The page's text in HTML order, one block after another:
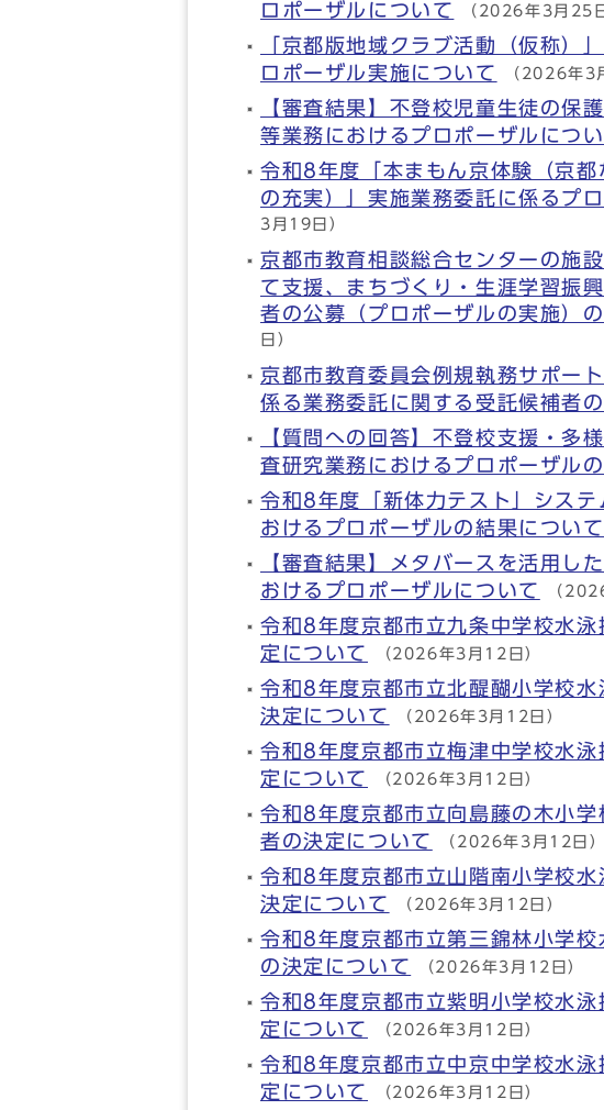
ロポーザルについて （2026年3月25
「京都版地域クラブ活動（仮称）
ロポーザル実施について （2026年3
【審査結果】不登校児童生徒の保
等業務におけるプロポーザルにつ
令和8年度「本まもん京体験（京
の充実）」実施業務委託に係るプ
3月19日）
京都市教育相談総合センターの施
て支援、まちづくり・生涯学習振
者の公募（プロポーザルの実施）
日）
京都市教育委員会例規執務サポー
係る業務委託に関する受託候補者
【質問への回答】不登校支援・多
査研究業務におけるプロポーザル
令和8年度「新体力テスト」シス
おけるプロポーザルの結果について
【審査結果】メタバースを活用し
おけるプロポーザルについて （
令和8年度京都市立九条中学校水
定について （2026年3月12日）
令和8年度京都市立北醍醐小学校
決定について （2026年3月12日）
令和8年度京都市立梅津中学校水
定について （2026年3月12日）
令和8年度京都市立向島藤の木小
者の決定について （2026年3月12日）
令和8年度京都市立山階南小学校
決定について （2026年3月12日）
令和8年度京都市立第三錦林小学
の決定について （2026年3月12日）
令和8年度京都市立紫明小学校水
定について （2026年3月12日）
令和8年度京都市立中京中学校水
定について （2026年3月12日）